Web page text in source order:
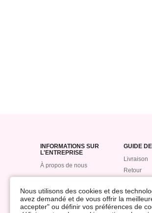
INFORMATIONS SUR
L'ENTREPRISE
À propos de nous
GUIDE
Livraison
Retour
Suivre
Paiement
Nous utilisons des cookies et des
avez demandé et de vous offrir la
accepter" ou définir vos préférences de